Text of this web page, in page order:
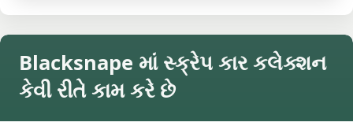
Blacksnape માં સ્ક્રેપ કાર કલેક્શન
કેવી રીતે કામ કરે છે